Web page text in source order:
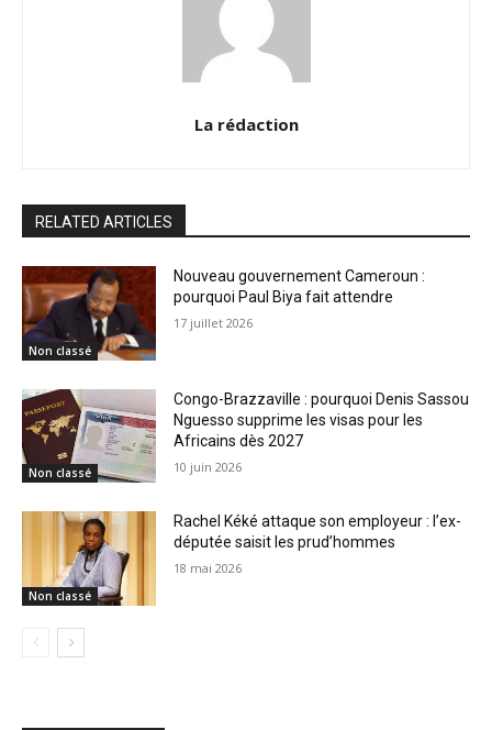
La rédaction
RELATED ARTICLES
Non classé
Nouveau gouvernement Cameroun :
pourquoi Paul Biya fait attendre
17 juillet 2026
Non classé
Congo-Brazzaville : pourquoi Denis Sassou
Nguesso supprime les visas pour les
Africains dès 2027
10 juin 2026
Non classé
Rachel Kéké attaque son employeur : l’ex-
députée saisit les prud’hommes
18 mai 2026